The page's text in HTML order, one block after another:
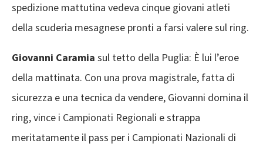
spedizione mattutina vedeva cinque giovani atleti
della scuderia mesagnese pronti a farsi valere sul ring.
Giovanni Caramia sul tetto della Puglia: È lui l’eroe
della mattinata. Con una prova magistrale, fatta di
sicurezza e una tecnica da vendere, Giovanni domina il
ring, vince i Campionati Regionali e strappa
meritatamente il pass per i Campionati Nazionali di